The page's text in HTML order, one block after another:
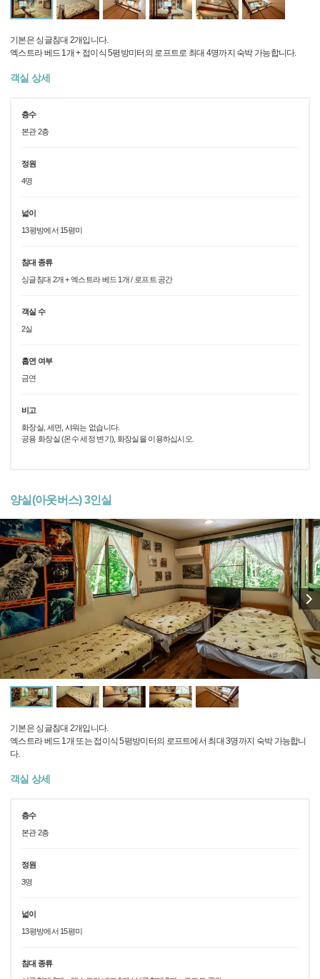
기본은 싱글침대 2개입니다.
엑스트라 베드 1개 + 접이식 5평방미터의 로프트로 최대 4명까지 숙박 가능합니다.
객실 상세
층수
본관 2층
정원
4명
넓이
13평방에서 15평미
침대 종류
싱글침대 2개 + 엑스트라 베드 1개 / 로프트 공간
객실 수
2실
흡연 여부
금연
비고
화장실, 세면, 샤워는 없습니다.
공용 화장실 (온수 세정 변기), 화장실을 이용하십시오.
양실(아웃버스) 3인실
기본은 싱글침대 2개입니다.
엑스트라 베드 1개 또는 접이식 5평방미터의 로프트에서 최대 3명까지 숙박 가능합니
다.
객실 상세
층수
본관 2층
정원
3명
넓이
13평방에서 15평미
침대 종류